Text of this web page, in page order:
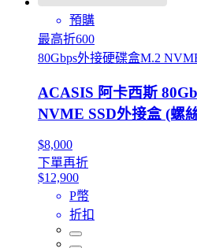
預購
最高折600
80Gbps外接硬碟盒M.2
ACASIS 阿卡西斯
NVME SSD外接盒 (螺
$8,000
下單再折
$12,900
P幣
折扣